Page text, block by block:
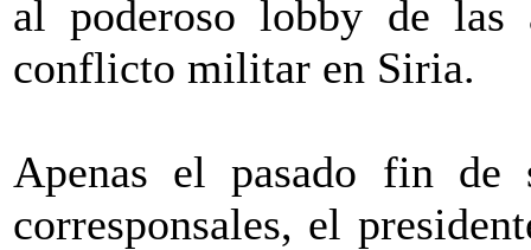
al poderoso lobby de
conflicto militar en Siria.
Apenas el pasado fin de
corresponsales, el